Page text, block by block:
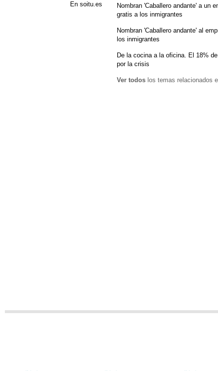
En soitu.es
Nombran 'Caballero andante' a un
gratis a los inmigrantes
Nombran 'Caballero andante' al
los inmigrantes
De la cocina a la oficina. El 18%
por la crisis
Ver todos los temas relacionados